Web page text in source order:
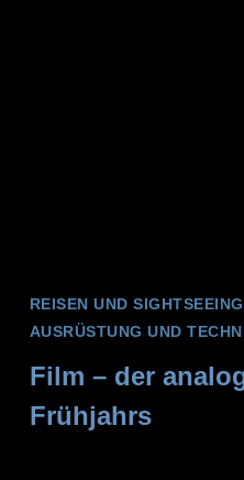
REISEN UND SIGHTSEEING
AUSRÜSTUNG UND
Film – der
Frühjahrs